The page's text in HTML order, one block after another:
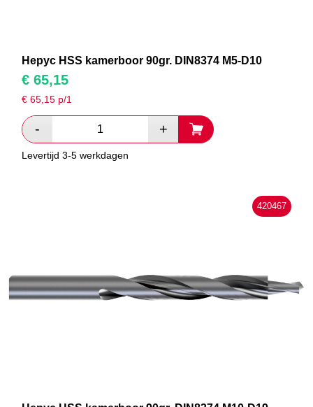
Hepyc HSS kamerboor 90gr. DIN8374 M5-D10
€ 65,15
€65,15 p/1
Levertijd 3-5 werkdagen
420467